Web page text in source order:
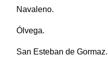
Navaleno.
Ólvega.
San Esteban de Gormaz.